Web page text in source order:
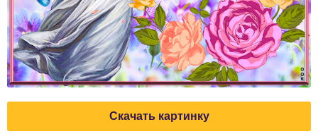
Скачать картинку